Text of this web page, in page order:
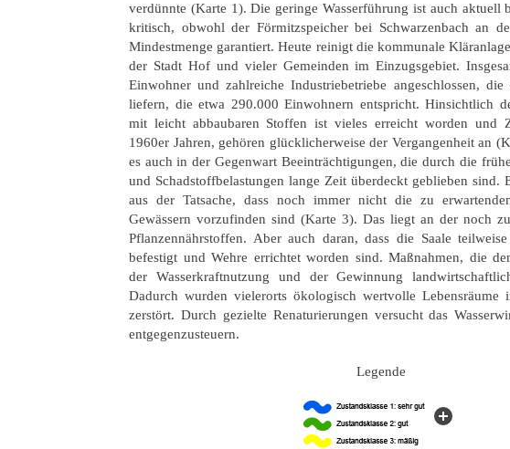
verdünnte (Karte 1). Die geringe Wasserführung ist auch aktuell
kritisch, obwohl der Förmitzspeicher bei Schwarzenbach an
Mindestmenge garantiert. Heute reinigt die kommunale
der Stadt Hof und vieler Gemeinden im Einzugsgebiet.
Einwohner und zahlreiche Industriebetriebe angeschlossen, die
liefern, die etwa 290.000 Einwohnern entspricht. Hinsichtlich
mit leicht abbaubaren Stoffen ist vieles erreicht worden und
1960er Jahren, gehören glücklicherweise der Vergangenheit an
es auch in der Gegenwart Beeinträchtigungen, die durch die
und Schadstoffbelastungen lange Zeit überdeckt geblieben sind.
aus der Tatsache, dass noch immer nicht die zu
Gewässern vorzufinden sind (Karte 3). Das liegt an der noch
Pflanzennährstoffen. Aber auch daran, dass die Saale
befestigt und Wehre errichtet worden sind. Maßnahmen, die
der Wasserkraftnutzung und der Gewinnung
Dadurch wurden vielerorts ökologisch wertvolle Lebensräume
zerstört. Durch gezielte Renaturierungen versucht das
entgegenzusteuern.
Legende